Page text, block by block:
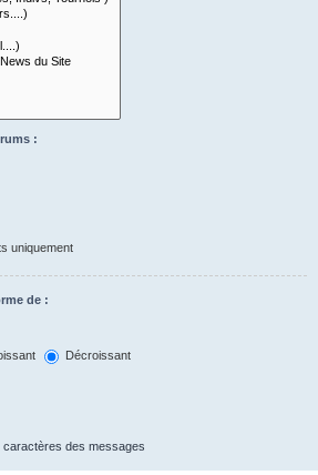
:
uniquement
de :
Décroissant
caractères des messages